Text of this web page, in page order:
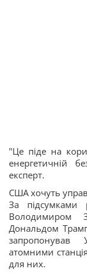
"Це піде на
енергетичній
експерт.
США хочуть
За підсумками
Володимиром
Дональдом
запропонував
атомними
для них.